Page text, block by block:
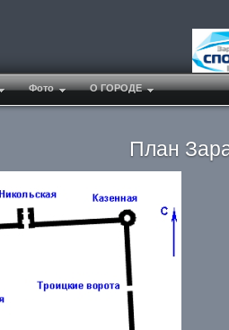
Фото О ГОРОДЕ
План